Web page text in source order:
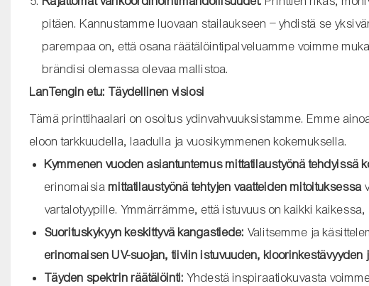
pitäen. Kannustamme luovaan stailaukseen – yhdistä se
parempaa on, että osana räätälöintipalveluamme voimme
brändisi olemassa olevaa mallistoa.
LanTengin etu: Täydellinen visiosi
Tämä printtihaalari on osoitus ydinvahvuuksistamme. Emme
eloon tarkkuudella, laadulla ja vuosikymmenen kokemuksella.
Kymmenen vuoden asiantuntemus mittatilaustyönä tehdyissä
erinomaisia​​mittatilaustyönä tehtyjen vaatteiden mitoituksessa
vartalotyypille. Ymmärrämme, että istuvuus on kaikki
Suorituskykyyn keskittyvä kangastiede: Valitsemme ja
erinomaisen UV-suojan, tiiviin istuvuuden, kloorinkestävyyden
Täyden spektrin räätälöinti: Yhdestä inspiraatiokuvasta